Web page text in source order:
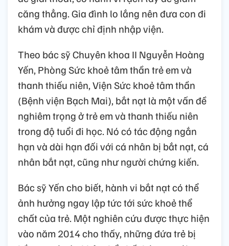
căng thẳng. Gia đình lo lắng nên đưa con đi
khám và được chỉ định nhập viện.
Theo bác sỹ Chuyên khoa II Nguyễn Hoàng
Yến, Phòng Sức khoẻ tâm thần trẻ em và
thanh thiếu niên, Viện Sức khoẻ tâm thần
(Bệnh viện Bạch Mai), bắt nạt là một vấn đề
nghiêm trọng ở trẻ em và thanh thiếu niên
trong độ tuổi đi học. Nó có tác động ngắn
hạn và dài hạn đối với cá nhân bị bắt nạt, cá
nhân bắt nạt, cũng như người chứng kiến.
Bác sỹ Yến cho biết, hành vi bắt nạt có thể
ảnh hưởng ngay lập tức tới sức khoẻ thể
chất của trẻ. Một nghiên cứu được thực hiện
vào năm 2014 cho thấy, những đứa trẻ bị